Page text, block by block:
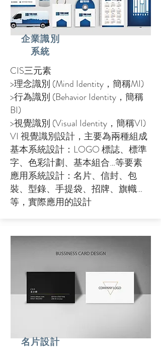
企業識別
系統
CIS三元素
>理念識別 (Mind Identity，簡稱MI)
>行為識別 (Behavior Identity，簡稱
BI)
>視覺識別 (Visual Identity，簡稱VI)
VI 視覺識別設計，主要為兩種組成
基本系統設計：LOGO 標誌、標準
字、色彩計劃、基本組合…等要素
應用系統設計：名片、信封、包
裝、型錄、手提袋、招牌、旗幟…
等，實際應用的設計
​名片設計